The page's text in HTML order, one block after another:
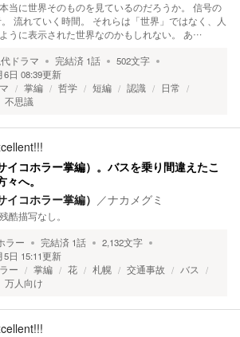
当に世界そのものを見ているのだろうか。 信号の
流れていく時間。 それらは「世界」ではなく、人
うに表示された世界なのかもしれない。 あ…
ドラマ 完結済 1話 502文字
6日 08:39更新
掌編 哲学 短編 認識
日常
不思議
イコホラー掌編）。バスを乗り間違えたこ
々へ。
イコホラー掌編） ／ナカメグミ
酷描写なし。
ラー 完結済 1話 2,132文字
5日 15:11更新
ー
掌編 花 札幌 交通事故
バス
万人向け